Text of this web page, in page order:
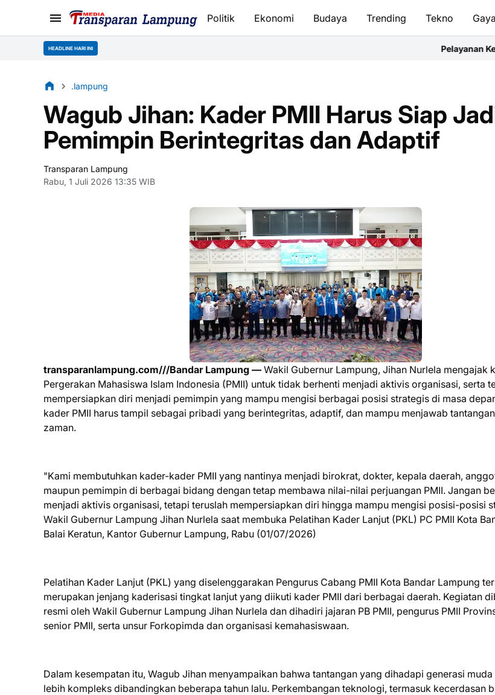
Politik Ekonomi Budaya Trending Tekno Gaya
HEADLINE HARI INI Pelayanan Kesehatan Harus
.lampung
Wagub Jihan: Kader PMII Harus Siap
Pemimpin Berintegritas dan Adaptif
Transparan Lampung
Rabu, 1 Juli 2026 13:35 WIB
transparanlampung.com///Bandar Lampung — Wakil Gubernur Lampung, Jihan Nurlela mengajak
Pergerakan Mahasiswa Islam Indonesia (PMII) untuk tidak berhenti menjadi aktivis organisasi, serta
mempersiapkan diri menjadi pemimpin yang mampu mengisi berbagai posisi strategis di masa
kader PMII harus tampil sebagai pribadi yang berintegritas, adaptif, dan mampu menjawab
zaman.
"Kami membutuhkan kader-kader PMII yang nantinya menjadi birokrat, dokter, kepala daerah,
maupun pemimpin di berbagai bidang dengan tetap membawa nilai-nilai perjuangan PMII. Jangan
menjadi aktivis organisasi, tetapi teruslah mempersiapkan diri hingga mampu mengisi posisi-posisi
Wakil Gubernur Lampung Jihan Nurlela saat membuka Pelatihan Kader Lanjut (PKL) PC PMII Kota
Balai Keratun, Kantor Gubernur Lampung, Rabu (01/07/2026)
Pelatihan Kader Lanjut (PKL) yang diselenggarakan Pengurus Cabang PMII Kota Bandar Lampung
merupakan jenjang kaderisasi tingkat lanjut yang diikuti kader PMII dari berbagai daerah. Kegiatan
resmi oleh Wakil Gubernur Lampung Jihan Nurlela dan dihadiri jajaran PB PMII, pengurus PMII
senior PMII, serta unsur Forkopimda dan organisasi kemahasiswaan.
Dalam kesempatan itu, Wagub Jihan menyampaikan bahwa tantangan yang dihadapi generasi muda
lebih kompleks dibandingkan beberapa tahun lalu. Perkembangan teknologi, termasuk kecerdasan